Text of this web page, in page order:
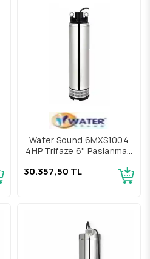
Water Sound 6MXS1004
4HP Trifaze 6'' Paslanmaz
Keson Kuyu Pompası
30.357,50 TL